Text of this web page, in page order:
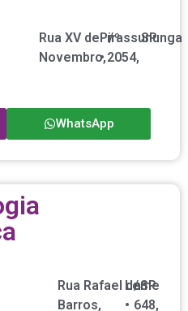
Rua XV de
Novembro,
nº
2054,
/
Pirassununga
•
SP
WhatsApp
Rua Rafael de
Barros,
nº
648,
/
Leme
•
SP